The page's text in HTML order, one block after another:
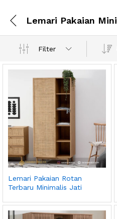
Filter
Lemari Pakaian Rotan
Terbaru Minimalis Jati